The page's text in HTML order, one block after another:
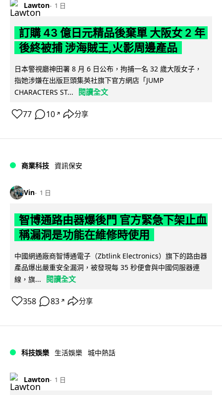
Lawton 1 日
訂購 43 億日元精品後棄單 大阪女 2 年
後終被捕 涉海賊王,火影周邊產品
日本警視廳神田署 8 月 6 日公布，拘捕一名 32 歲大阪女子，
指她涉嫌在出版巨頭集英社旗下官方網店「JUMP
CHARACTERS ST...
閱讀全文
77 10 ↗ 分享
商業科技 資訊保安
Vin 1 日
智博通路由器爆後門 官方緊急下架止血
稱漏洞是功能在維修時使用
中國網通廠商智博通電子（Zbtlink Electronics）旗下的路由器
產品爆出嚴重安全漏洞，被發現每 35 秒便會與中國伺服器連
線，旗...
閱讀全文
358 83 ↗ 分享
科技娛樂 生活娛樂 城中熱話
Lawton 1 日